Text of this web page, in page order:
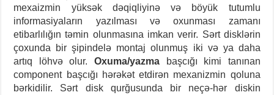
mexaizmin yüksək dəqiqliyinə və böyük tutumlu
informasiyaların yazılması və oxunması zamanı
etibarlılığın təmin olunmasına imkan verir. Sərt disklərin
çoxunda bir şipindelə montaj olunmuş iki və ya daha
artıq löhvə olur. Oxuma/yazma başcığı kimi tanınan
component başcığı hərəkət etdirən mexanizmin qoluna
bərkidilir. Sərt disk qurğusunda bir neçə-hər diskin